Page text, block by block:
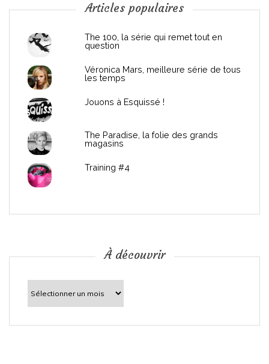
n
c
Articles populaires
The 100, la série qui remet tout en
question
Véronica Mars, meilleure série de tous
les temps
Jouons à Esquissé !
The Paradise, la folie des grands
magasins
Training #4
À découvrir
découvrir